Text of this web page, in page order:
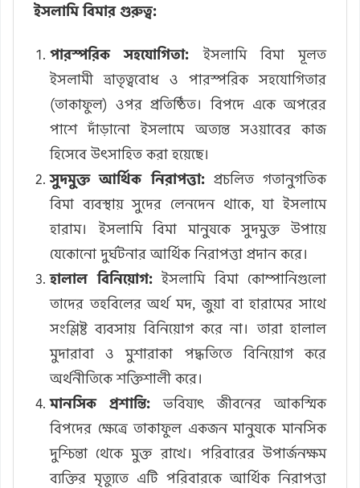
ইসলামি বিমার গুরুত্ব:
পারস্পরিক সহযোগিতা: ইসলামি বিমা মূলত
ইসলামী ভ্রাতৃত্ববোধ ও পারস্পরিক সহযোগিতার
(তাকাফুল) ওপর প্রতিষ্ঠিত। বিপদে একে অপরের
পাশে দাঁড়ানো ইসলামে অত্যন্ত সওয়াবের কাজ
হিসেবে উৎসাহিত করা হয়েছে।
সুদমুক্ত আর্থিক নিরাপত্তা:প্রচলিত গতানুগতিক
বিমা ব্যবস্থায় সুদের লেনদেন থাকে, যা ইসলামে
হারাম। ইসলামি বিমা মানুষকে সুদমুক্ত উপায়ে
যেকোনো দুর্ঘটনার আর্থিক নিরাপত্তা প্রদান করে।
হালাল বিনিয়োগ:ইসলামি বিমা কোম্পানিগুলো
তাদের তহবিলের অর্থ মদ, জুয়া বা হারামের সাথে
সংশ্লিষ্ট ব্যবসায় বিনিয়োগ করে না। তারা হালাল
মুদারাবা ও মুশারাকা পদ্ধতিতে বিনিয়োগ করে
অর্থনীতিকে শক্তিশালী করে।
মানসিক প্রশান্তি: ভবিষ্যৎ জীবনের আকস্মিক
বিপদের ক্ষেত্রে তাকাফুল একজন মানুষকে মানসিক
দুশ্চিন্তা থেকে মুক্ত রাখে। পরিবারের উপার্জনক্ষম
ব্যক্তির মৃত্যুতে এটি পরিবারকে আর্থিক নিরাপত্তা